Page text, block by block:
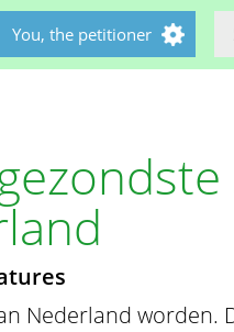
You, the petitioner
Nederland worden.